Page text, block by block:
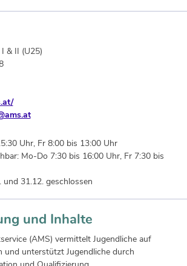
& II (U25)
Uhr, Fr 8:00 bis 13:00 Uhr
Mo-Do 7:30 bis 16:00 Uhr, Fr 7:30 bis
und 31.12. geschlossen
und Inhalte
(AMS) vermittelt Jugendliche auf
und unterstützt Jugendliche durch